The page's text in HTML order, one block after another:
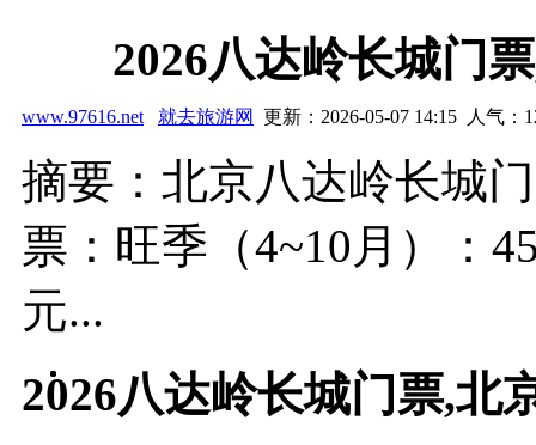
2026八达岭长城门
www.97616.net 就去旅游网 更新：2026-05-07 14:15 人气：
摘要：北京八达岭长城
票：旺季（4~10月）：
元...
2026八达岭长城门票,北